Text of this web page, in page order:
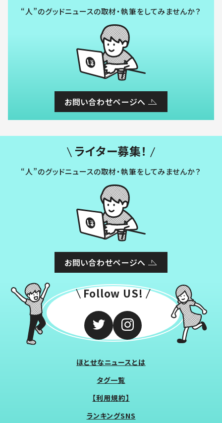
“人”のグッドニュースの取材・執筆をしてみませんか？
お問い合わせページへ
ライター募集！
“人”のグッドニュースの取材・執筆をしてみませんか？
お問い合わせページへ
Follow US!
ほとせなニュースとは
タグ一覧
【利用規約】
ランキングSNS